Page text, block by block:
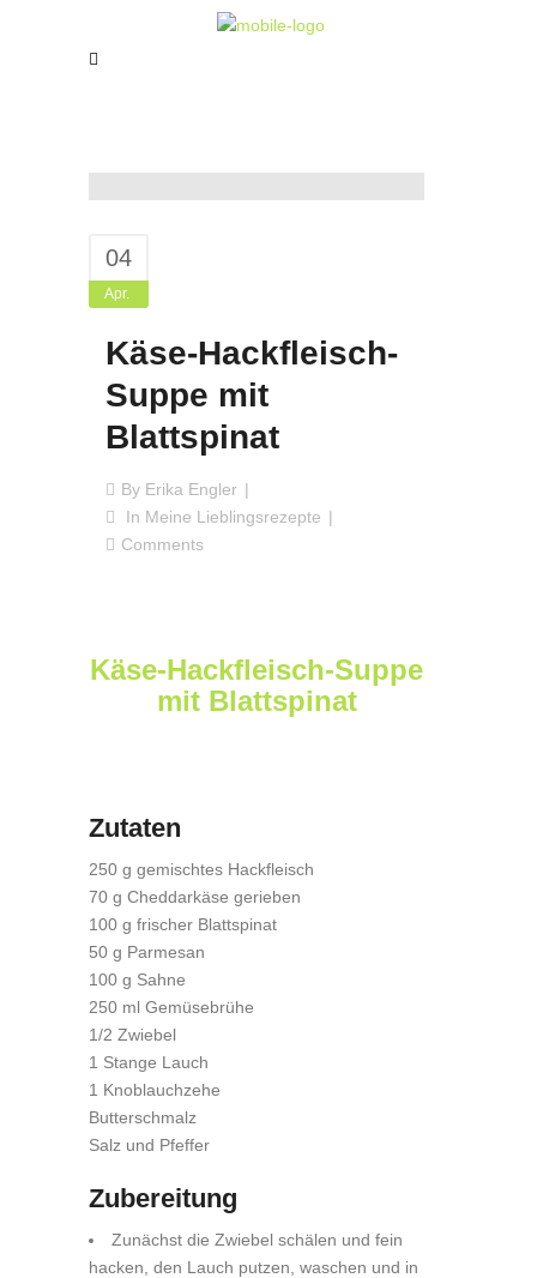
04
Apr.
Käse-Hackfleisch-
Suppe mit
Blattspinat
By Erika Engler
In Meine Lieblingsrezepte
Comments
Käse-Hackfleisch-Suppe
mit Blattspinat
Zutaten
250 g gemischtes Hackfleisch
70 g Cheddarkäse gerieben
100 g frischer Blattspinat
50 g Parmesan
100 g Sahne
250 ml Gemüsebrühe
1/2 Zwiebel
1 Stange Lauch
1 Knoblauchzehe
Butterschmalz
Salz und Pfeffer
Zubereitung
Zunächst die Zwiebel schälen und fein
hacken, den Lauch putzen, waschen und in